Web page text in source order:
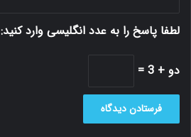
لطفا پاسخ را به عدد انگلیسی وارد کنید:
دو + 3 =